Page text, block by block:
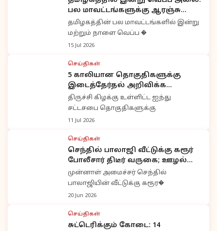
பல மாவட்டங்களுக்கு ஆரஞ்சு
அலர்ட்; வானிலை மையம்
எச்சரிக்கை
தமிழகத்தின் பல மாவட்டங்களில் இன்று
மற்றும் நாளை வெப்ப �
15 Jul 2026
செய்திகள்
5 காலியான தொகுதிகளுக்கு
இடைத்தேர்தல் அறிவிக்க
உயர்நீதிமன்றம் இடைக்கால தடை
திருச்சி கிழக்கு உள்ளிட்ட ஐந்து
சட்டசபை தொகுதிகளுக்கு
11 Jul 2026
செய்திகள்
செந்தில் பாலாஜி வீட்டுக்கு கரூர்
போலீசார் திடீர் வருகை; ஊழல்
வழக்குகள் மீண்டும் பரபரப்பு
முன்னாள் அமைச்சர் செந்தில்
பாலாஜியின் வீட்டுக்கு கரூர�
20 Jun 2026
செய்திகள்
சுட்டெரிக்கும் கோடை: 14